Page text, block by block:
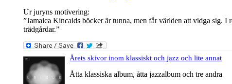
Ur juryns motivering:
”Jamaica Kincaids böcker är tunna, men får världen att vidga sig.
trädgårdar.”
Årets skivor inom klassiskt och jazz och lite annat
Åtta klassiska album, åtta jazzalbum och tre andra